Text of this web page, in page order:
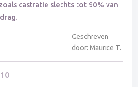
castratie slechts tot 90% van
Geschreven
door: Maurice T.